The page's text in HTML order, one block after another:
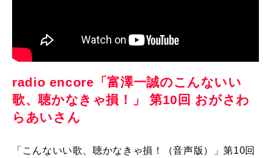
radio encore「富澤一誠のこんないい
歌、聴かなきゃ損！」 第10回 おがさわ
らあいさん
「こんないい歌、聴かなきゃ損！（音声版）」第10回